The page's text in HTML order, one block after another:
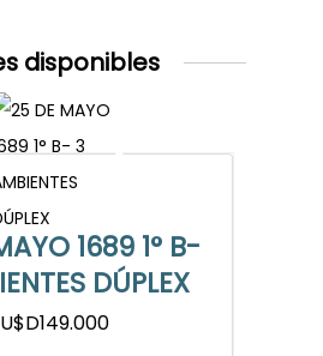
disponibles
1689 1° B-
DÚPLEX
U$D149.000